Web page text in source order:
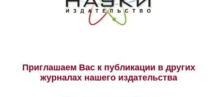
Приглашаем Вас к публикации в других
журналах нашего издательства